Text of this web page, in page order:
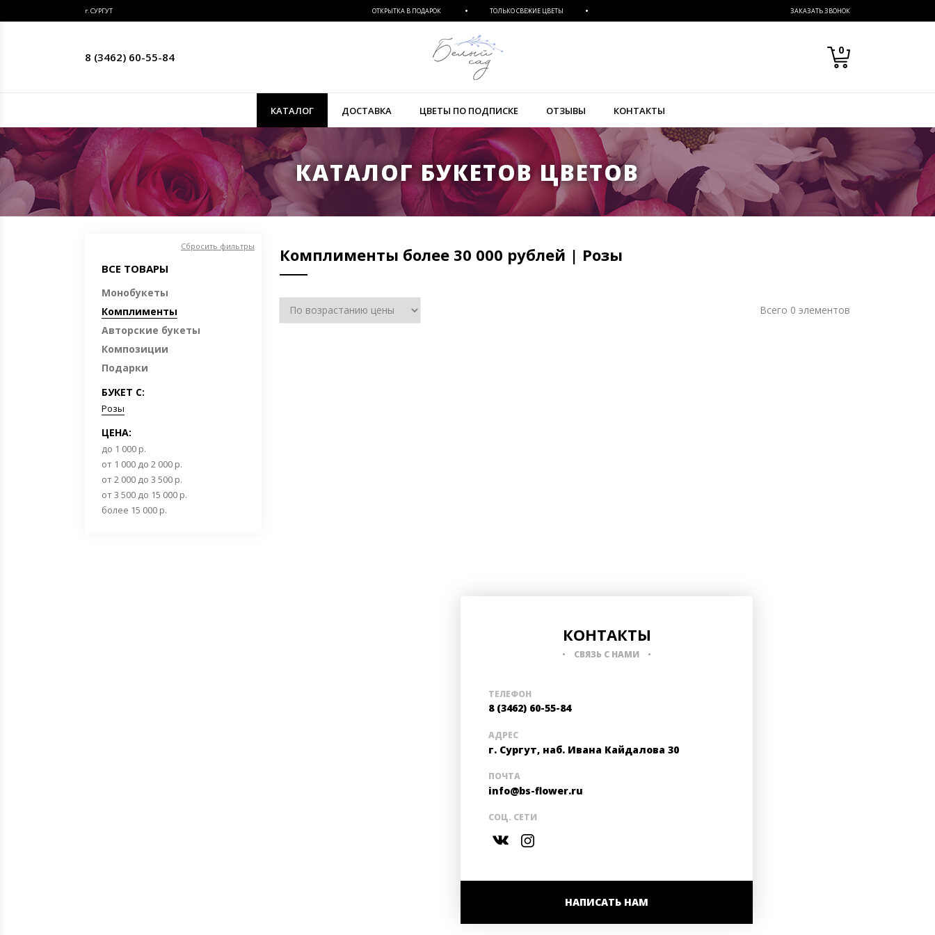
г. СУРГУТ ОТКРЫТКА В ПОДАРОК ТОЛЬКО СВЕЖИЕ ЦВЕТЫ ЗАКАЗАТЬ ЗВОНОК
8 (3462) 60-55-84
0
КАТАЛОГ ДОСТАВКА ЦВЕТЫ ПО ПОДПИСКЕ ОТЗЫВЫ КОНТАКТЫ
КАТАЛОГ БУКЕТОВ ЦВЕТОВ
Сбросить фильтры
ВСЕ ТОВАРЫ
Монобукеты
Комплименты
Авторские букеты
Композиции
Подарки
БУКЕТ С:
Розы
ЦЕНА:
до 1 000 р.
от 1 000 до 2 000 р.
от 2 000 до 3 500 р.
от 3 500 до 15 000 р.
более 15 000 р.
Комплименты более 30 000 рублей | Розы
Всего 0 элементов
КОНТАКТЫ
СВЯЗЬ С НАМИ
ТЕЛЕФОН
8 (3462) 60-55-84
АДРЕС
г. Сургут, наб. Ивана Кайдалова 30
ПОЧТА
info@bs-flower.ru
СОЦ. СЕТИ
НАПИСАТЬ НАМ